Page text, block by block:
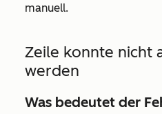
manuell.
Zeile konnte nicht
werden
Was bedeutet der